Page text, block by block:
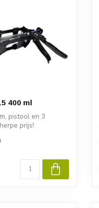
400 ml
pistool en 3
prijs!